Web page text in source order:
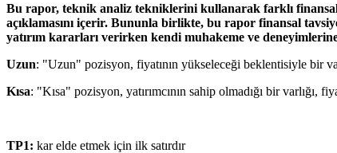
Bu rapor, teknik analiz tekniklerini kullanarak farklı finansal
açıklamasını içerir. Bununla birlikte, bu rapor finansal
yatırım kararları verirken kendi muhakeme ve deneyimlerine
Uzun: "Uzun" pozisyon, fiyatının yükseleceği beklentisiyle bir
Kısa: "Kısa" pozisyon, yatırımcının sahip olmadığı bir varlığı,
TP1: kar elde etmek için ilk satırdır